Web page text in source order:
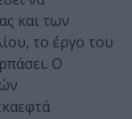
και των
το έργο του
Ο